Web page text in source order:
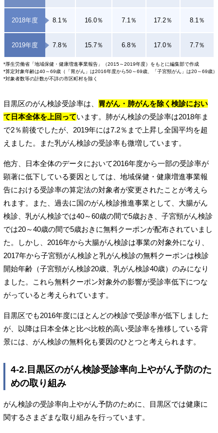
2018年度 8.1％ 16.0％ 7.1％ 17.2％ 8.1％
2019年度 7.8％ 15.7％ 6.8％ 17.0％ 7.7％
*厚生労働省「地域保健・健康増進事業報告」（2015～2019年度）をもとに編集部で作成
*算定対象年齢は40～69歳（「胃がん」は2016年度から50～69歳、「子宮頸がん」は20～69歳）
*対象者数等の計数が不詳の市区町村を除く
目黒区のがん検診受診率は、
胃がん・肺がんを除く検診におい
て日本全体を上回っています。肺がん検診の受診率は2018年ま
で2％前後でしたが、2019年には7.2％まで上昇し全国平均を超
えました。また乳がん検診の受診率も微増しています。
他方、日本全体のデータにおいて2016年度から一部の受診率が
顕著に低下している要因としては、地域保健・健康増進事業報
告における受診率の算定法の対象者が変更されたことが考えら
れます。また、過去に国のがん検診推進事業として、大腸がん
検診、乳がん検診では40～60歳の間で5歳おき、子宮頸がん検診
では20～40歳の間で5歳おきに無料クーポンが配布されていまし
た。しかし、2016年から大腸がん検診は事業の対象外になり、
2017年から子宮頸がん検診と乳がん検診の無料クーポンは検診
開始年齢（子宮頸がん検診20歳、乳がん検診40歳）のみになり
ました。これら無料クーポン対象外の影響が受診率低下につな
がっていると考えられています。
目黒区でも2016年度にほとんどの検診で受診率が低下しました
が、以降は日本全体と比べ比較的高い受診率を推移している背
景には、がん検診の無料化も要因のひとつと考えられます。
4-2.目黒区のがん検診受診率向上やがん予防のた
めの取り組み
がん検診の受診率向上やがん予防のために、目黒区では健康に
関するさまざまな取り組みを行っています。